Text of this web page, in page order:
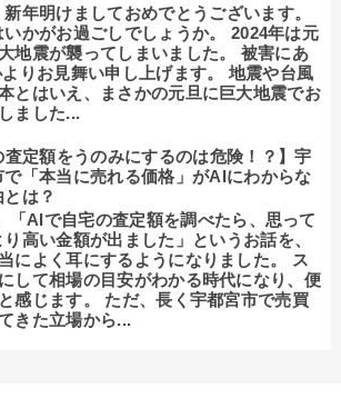
新年明けましておめでとうございます。
いかがお過ごしでしょうか。 2024年は元
地震が襲ってしまいました。 被害にあ
りお見舞い申し上げます。 地震や台風
とはいえ、まさかの元旦に巨大地震でお
ました...
査定額をうのみにするのは危険！？】宇
で「本当に売れる価格」がAIにわからな
は？
「AIで自宅の査定額を調べたら、思って
り高い金額が出ました」というお話を、
によく耳にするようになりました。 ス
して相場の目安がわかる時代になり、便
感じます。 ただ、長く宇都宮市で売買
きた立場から...